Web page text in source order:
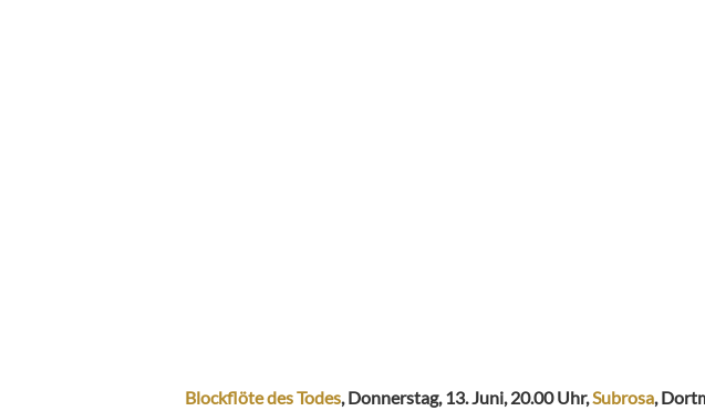
Blockflöte des Todes, Donnerstag, 13. Juni, 20.00 Uhr, Subrosa,